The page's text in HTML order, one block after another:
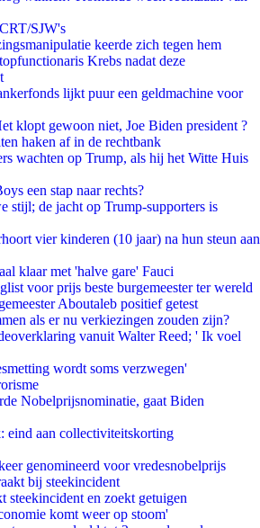
SJW's
keerde zich tegen hem
Krebs nadat deze
lijkt puur een geldmachine voor
klopt gewoon niet, Joe Biden president ?
haken af in de rechtbank
wachten op Trump, als hij het Witte Huis
een stap naar rechts?
stijl; de jacht op Trump-supporters is
vier kinderen (10 jaar) na hun steun aan
klaar met 'halve gare' Fauci
voor prijs beste burgemeester ter wereld
Aboutaleb positief getest
als er nu verkiezingen zouden zijn?
vanuit Walter Reed; ' Ik voel
wordt soms verzwegen'
Nobelprijsnominatie, gaat Biden
eind aan collectiviteitskorting
genomineerd voor vredesnobelprijs
bij steekincident
steekincident en zoekt getuigen
komt weer op stoom'